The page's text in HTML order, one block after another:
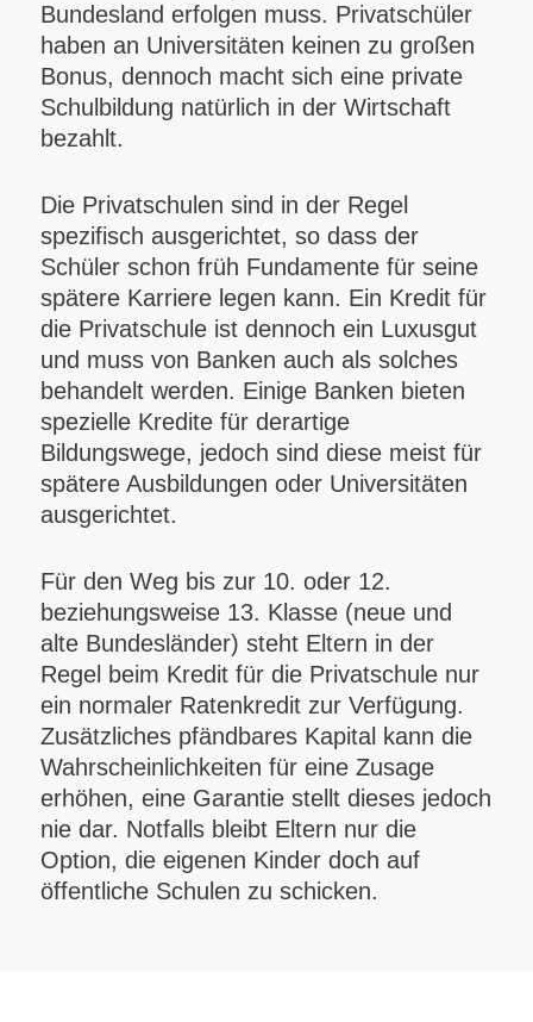
Bundesland erfolgen muss. Privatschüler
haben an Universitäten keinen zu großen
Bonus, dennoch macht sich eine private
Schulbildung natürlich in der Wirtschaft
bezahlt.
Die Privatschulen sind in der Regel
spezifisch ausgerichtet, so dass der
Schüler schon früh Fundamente für seine
spätere Karriere legen kann. Ein Kredit für
die Privatschule ist dennoch ein Luxusgut
und muss von Banken auch als solches
behandelt werden. Einige Banken bieten
spezielle Kredite für derartige
Bildungswege, jedoch sind diese meist für
spätere Ausbildungen oder Universitäten
ausgerichtet.
Für den Weg bis zur 10. oder 12.
beziehungsweise 13. Klasse (neue und
alte Bundesländer) steht Eltern in der
Regel beim Kredit für die Privatschule nur
ein normaler Ratenkredit zur Verfügung.
Zusätzliches pfändbares Kapital kann die
Wahrscheinlichkeiten für eine Zusage
erhöhen, eine Garantie stellt dieses jedoch
nie dar. Notfalls bleibt Eltern nur die
Option, die eigenen Kinder doch auf
öffentliche Schulen zu schicken.